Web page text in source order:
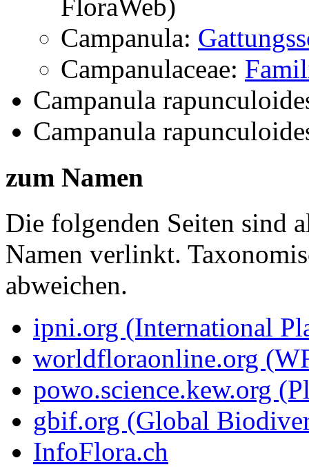
FloraWeb)
Campanula:
Campanulaceae:
Campanula
Campanula
zum Namen
Die folgenden Seiten sind
Namen verlinkt.
abweichen.
ipni.org (International
worldfloraonline.org
powo.science.kew.org
gbif.org (Global
InfoFlora.ch